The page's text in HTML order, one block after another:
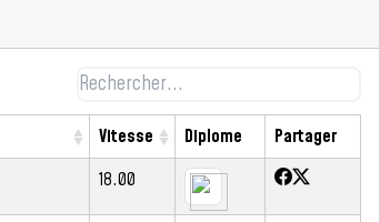
Vitesse Diplome
Partager
18.00